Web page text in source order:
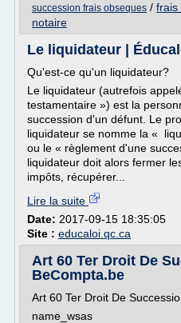
succession frais obseques / frais
notaire
Le liquidateur |
Qu'est-ce qu'un liquidateur?
Le liquidateur (autrefois
testamentaire ») est la
succession d'un défunt. Le
liquidateur se nomme la «
ou le « règlement d'une
liquidateur doit alors fermer
impôts, récupérer...
Lire la suite
Date: 2017-09-15 18:35:05
Site : educaloi.qc.ca
Art 60 Ter Droit De
BeCompta.be
Art 60 Ter Droit De
name_wsas